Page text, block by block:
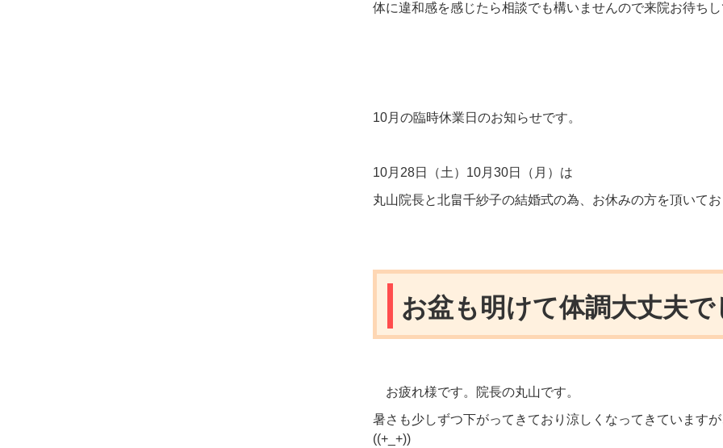
体に違和感を感じたら相談でも構いませんので来院お待ち
10月の臨時休業日のお知らせです。
10月28日（土）10月30日（月）は
丸山院長と北畠千紗子の結婚式の為、お休みの方を頂いて
お盆も明けて体調大丈夫
お疲れ様です。院長の丸山です。
暑さも少しずつ下がってきており涼しくなってきています
((+_+))